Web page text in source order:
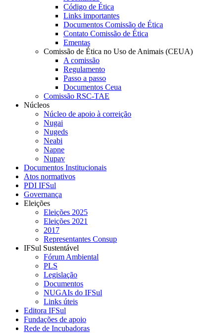
Código de Ética
Links importantes
Documentos Comissão de Ética
Contato Comissão de Ética
Ementas
Comissão de Ética no Uso de Animais (CEUA)
A comissão
Regulamento
Passo a passo
Documentos Ceua
Comissão RSC-TAE
Núcleos
Núcleo de apoio à correição
Nugai
Nugeds
Neabi
Napne
Nupav
Documentos Institucionais
Atos normativos
PDI IFSul
Governança
Eleições
Eleições 2025
Eleições 2021
2017
Representantes Consup
IFSul Sustentável
Fórum Ambiental
PLS
Legislação
Documentos
NUGAIs do IFSul
Links úteis
Editora IFSul
Fundações de apoio
Rede de Incubadoras